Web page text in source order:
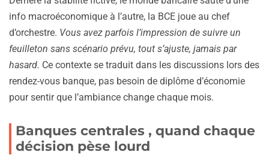
info macroéconomique à l’autre, la BCE joue au chef
d’orchestre. Vous avez parfois l’impression de suivre un
feuilleton sans scénario prévu, tout s’ajuste, jamais par
hasard. Ce contexte se traduit dans les discussions lors des
rendez-vous banque, pas besoin de diplôme d’économie
pour sentir que l’ambiance change chaque mois.
Banques centrales , quand chaque
décision pèse lourd